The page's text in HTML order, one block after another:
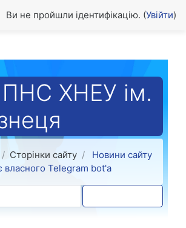
Ви не пройшли ідентифікацію. (Увійти)
ХНЕУ ім.
Сторінки сайту
Новини сайту
власного Telegram bot'а